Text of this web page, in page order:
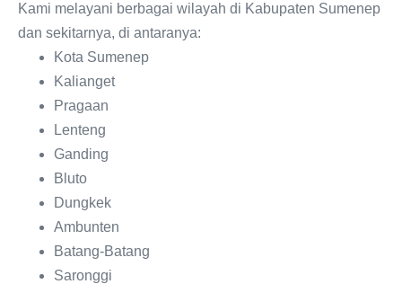
Kami melayani berbagai wilayah di Kabupaten Sumenep
dan sekitarnya, di antaranya:
Kota Sumenep
Kalianget
Pragaan
Lenteng
Ganding
Bluto
Dungkek
Ambunten
Batang-Batang
Saronggi